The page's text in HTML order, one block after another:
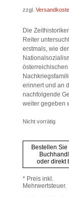
zzgl.
Die
Reiter
erstmals, wie der
österreichischen
erinnert und an
nachfolgende
weiter gegeben
Nicht vorrätig
Bestellen Sie
oder direkt
* Preis inkl.
Mehrwertsteuer.